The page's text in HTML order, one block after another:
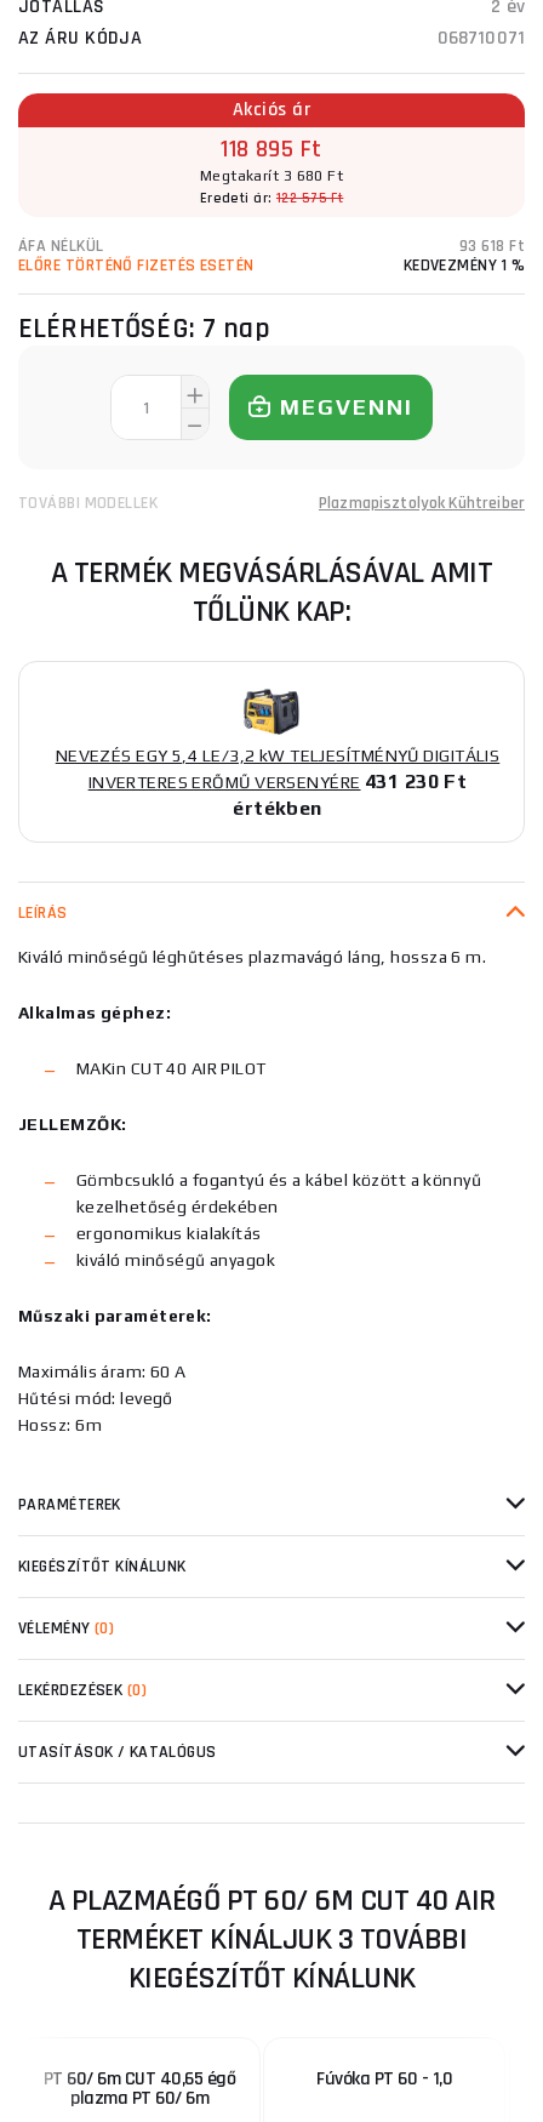
JÓTÁLLÁS
2 év
AZ ÁRU KÓDJA
068710071
Akciós ár
118 895 Ft
Megtakarít 3 680 Ft
Eredeti ár: 122 575 Ft
ÁFA NÉLKÜL
93 618 Ft
ELŐRE TÖRTÉNŐ FIZETÉS ESETÉN
KEDVEZMÉNY 1 %
ELÉRHETŐSÉG: 7 nap
MEGVENNI
TOVÁBBI MODELLEK Plazmapisztolyok Kühtreiber
A TERMÉK MEGVÁSÁRLÁSÁVAL AMIT
TŐLÜNK KAP:
NEVEZÉS EGY 5,4 LE/3,2 kW TELJESÍTMÉNYŰ DIGITÁLIS
INVERTERES ERŐMŰ VERSENYÉRE 431 230 Ft
értékben
LEÍRÁS
Kiváló minőségű léghűtéses plazmavágó láng, hossza 6 m.
Alkalmas géphez:
MAKin CUT 40 AIR PILOT
JELLEMZŐK:
Gömbcsukló a fogantyú és a kábel között a könnyű
kezelhetőség érdekében
ergonomikus kialakítás
kiváló minőségű anyagok
Műszaki paraméterek:
Maximális áram: 60 A
Hűtési mód: levegő
Hossz: 6m
PARAMÉTEREK
KIEGÉSZÍTŐT KÍNÁLUNK
VÉLEMÉNY (0)
LEKÉRDEZÉSEK (0)
UTASÍTÁSOK / KATALÓGUS
A PLAZMAÉGŐ PT 60/ 6M CUT 40 AIR
TERMÉKET KÍNÁLJUK 3 TOVÁBBI
KIEGÉSZÍTŐT KÍNÁLUNK
PT 60/ 6m CUT 40,65 égő
plazma PT 60/ 6m
Fúvóka PT 60 - 1,0